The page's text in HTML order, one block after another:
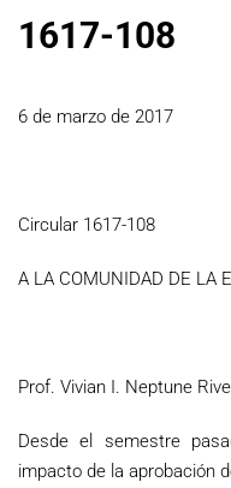
1617-108
6 de marzo de 2017
Circular 1617-108
A LA COMUNIDAD DE LA
Prof. Vivian I. Neptune
Desde el semestre
impacto de la aprobación